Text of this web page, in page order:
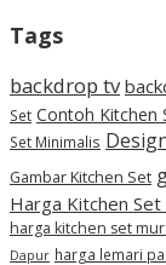
Tags
backdrop tv
Set Contoh Kitchen
Set Minimalis
Gambar Kitchen Set
Harga Kitchen Set
harga kitchen set
Dapur harga lemari